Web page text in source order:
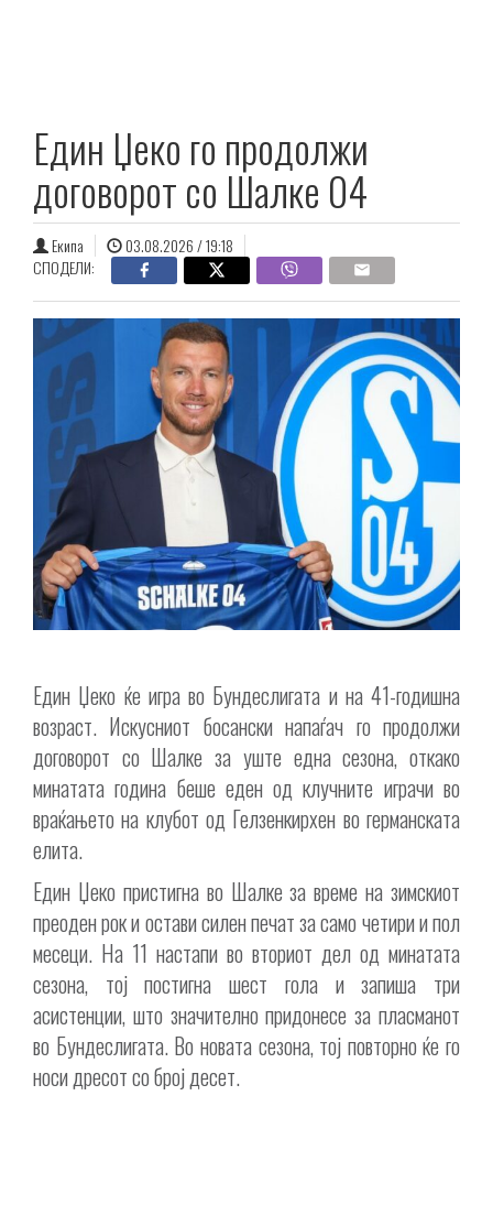
Един Џеко го продолжи
договорот со Шалке 04
Екипа
03.08.2026 / 19:18
СПОДЕЛИ:
Един Џеко ќе игра во Бундеслигата и на 41-годишна
возраст. Искусниот босански напаѓач го продолжи
договорот со Шалке за уште една сезона, откако
минатата година беше еден од клучните играчи во
враќањето на клубот од Гелзенкирхен во германската
елита.
Един Џеко пристигна во Шалке за време на зимскиот
преоден рок и остави силен печат за само четири и пол
месеци. На 11 настапи во вториот дел од минатата
сезона, тој постигна шест гола и запиша три
асистенции, што значително придонесе за пласманот
во Бундеслигата. Во новата сезона, тој повторно ќе го
носи дресот со број десет.